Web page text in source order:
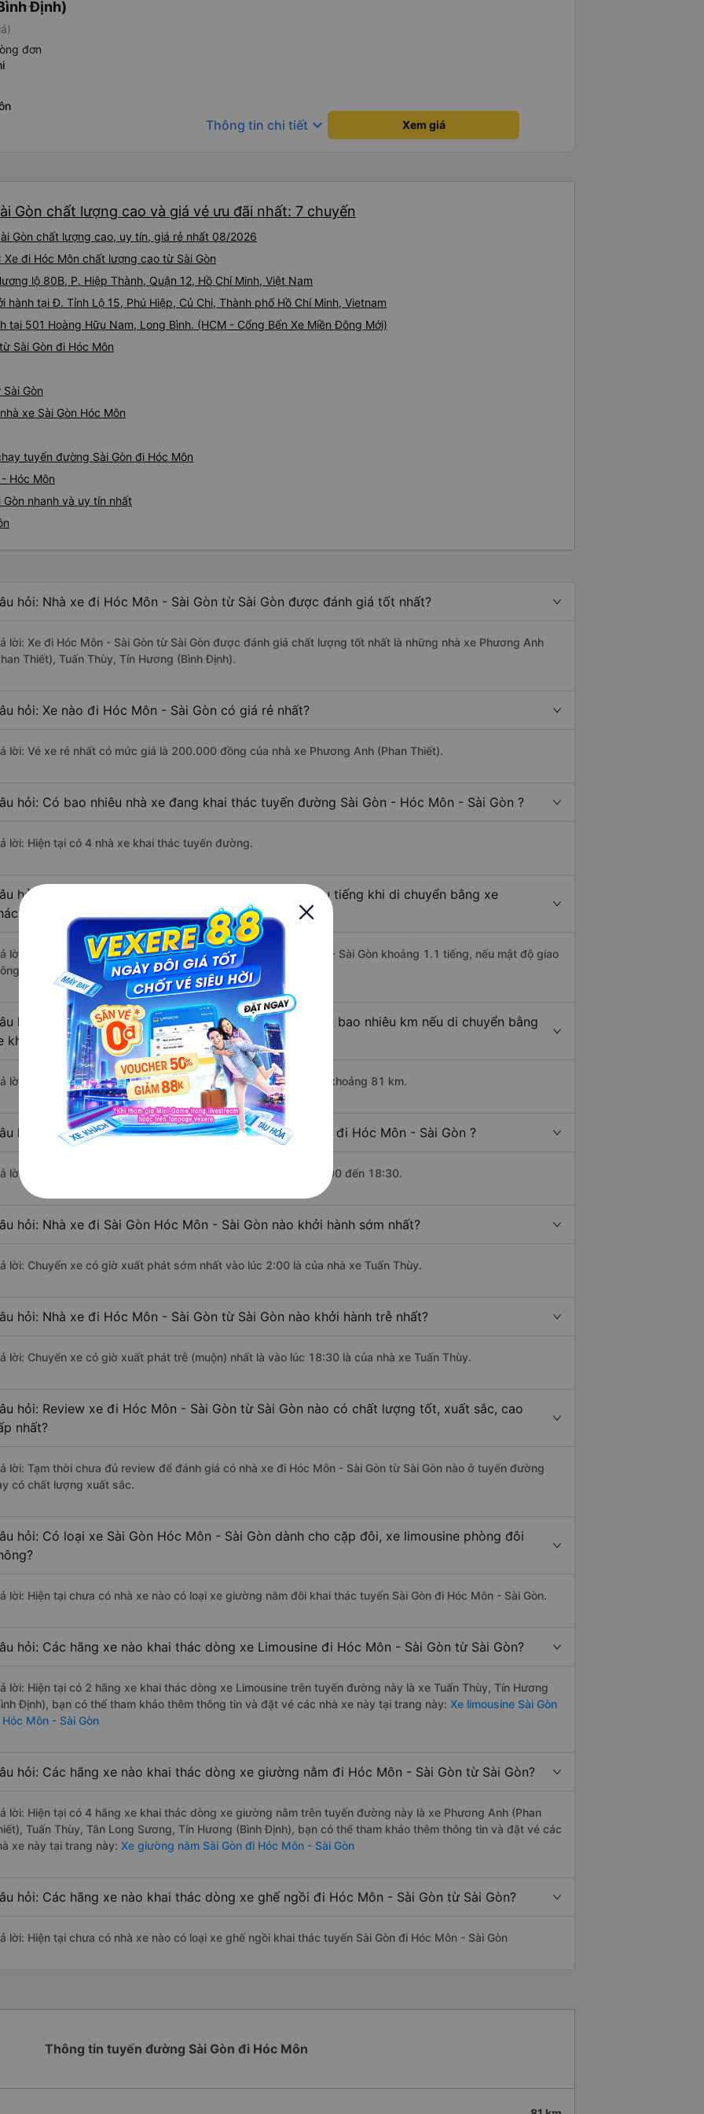
Định)
đơn
Thông tin chi tiết keyboard_arrow_down Xem giá
Gòn chất lượng cao và giá vé ưu đãi nhất: 7 chuyến
Gòn chất lượng cao, uy tín, giá rẻ nhất 08/2026
Xe đi Hóc Môn chất lượng cao từ Sài Gòn
lộ 80B, P. Hiệp Thành, Quận 12, Hồ Chí Minh, Việt Nam
hành tại Đ. Tỉnh Lộ 15, Phú Hiệp, Củ Chi, Thành phố Hồ Chí Minh, Vietnam
tại 501 Hoàng Hữu Nam, Long Bình. (HCM - Cổng Bến Xe Miền Đông Mới)
Sài Gòn đi Hóc Môn
Gòn
xe Sài Gòn Hóc Môn
tuyến đường Sài Gòn đi Hóc Môn
Hóc Môn
nhanh và uy tín nhất
hỏi: Nhà xe đi Hóc Môn - Sài Gòn từ Sài Gòn được đánh giá tốt nhất?
lời: Xe đi Hóc Môn - Sài Gòn từ Sài Gòn được đánh giá chất lượng tốt nhất là những nhà xe Phương Anh
Thiết), Tuấn Thùy, Tín Hương (Bình Định).
hỏi: Xe nào đi Hóc Môn - Sài Gòn có giá rẻ nhất?
lời: Vé xe rẻ nhất có mức giá là 200.000 đồng của nhà xe Phương Anh (Phan Thiết).
hỏi: Có bao nhiêu nhà xe đang khai thác tuyến đường Sài Gòn - Hóc Môn - Sài Gòn ?
lời: Hiện tại có 4 nhà xe khai thác tuyến đường.
hỏi: Từ Sài Gòn đi Hóc Môn - Sài Gòn mất bao nhiêu tiếng khi di chuyển bằng xe
lời: Thời gian di chuyển bằng xe khách từ Sài Gòn đi Hóc Môn - Sài Gòn khoảng 1.1 tiếng, nếu mật độ giao
thuận lợi.
hỏi: Khoảng cách từ Sài Gòn đi Hóc Môn - Sài Gòn là bao nhiêu km nếu di chuyển bằng
khách?
lời: Đoạn đường đi Hóc Môn - Sài Gòn từ Sài Gòn có chiều dài khoảng 81 km.
hỏi: Mỗi ngày có bao nhiêu chuyến xe khách Sài Gòn đi Hóc Môn - Sài Gòn ?
lời: Trung bình mỗi ngày có khoảng 7 chuyến xe bắt đầu từ 2:00 đến 18:30.
hỏi: Nhà xe đi Sài Gòn Hóc Môn - Sài Gòn nào khởi hành sớm nhất?
lời: Chuyến xe có giờ xuất phát sớm nhất vào lúc 2:00 là của nhà xe Tuấn Thùy.
hỏi: Nhà xe đi Hóc Môn - Sài Gòn từ Sài Gòn nào khởi hành trễ nhất?
lời: Chuyến xe có giờ xuất phát trễ (muộn) nhất là vào lúc 18:30 là của nhà xe Tuấn Thùy.
hỏi: Review xe đi Hóc Môn - Sài Gòn từ Sài Gòn nào có chất lượng tốt, xuất sắc, cao
nhất?
lời: Tạm thời chưa đủ review để đánh giá có nhà xe đi Hóc Môn - Sài Gòn từ Sài Gòn nào ở tuyến đường
có chất lượng xuất sắc.
hỏi: Có loại xe Sài Gòn Hóc Môn - Sài Gòn dành cho cặp đôi, xe limousine phòng đôi
lời: Hiện tại chưa có nhà xe nào có loại xe giường nằm đôi khai thác tuyến Sài Gòn đi Hóc Môn - Sài Gòn.
hỏi: Các hãng xe nào khai thác dòng xe Limousine đi Hóc Môn - Sài Gòn từ Sài Gòn?
lời: Hiện tại có 2 hãng xe khai thác dòng xe Limousine trên tuyến đường này là xe Tuấn Thùy, Tín Hương
Định), bạn có thể tham khảo thêm thông tin và đặt vé các nhà xe này tại trang này: Xe limousine Sài Gòn
Môn - Sài Gòn
hỏi: Các hãng xe nào khai thác dòng xe giường nằm đi Hóc Môn - Sài Gòn từ Sài Gòn?
lời: Hiện tại có 4 hãng xe khai thác dòng xe giường nằm trên tuyến đường này là xe Phương Anh (Phan
Tuấn Thùy, Tân Long Sương, Tín Hương (Bình Định), bạn có thể tham khảo thêm thông tin và đặt vé các
xe này tại trang này: Xe giường nằm Sài Gòn đi Hóc Môn - Sài Gòn
hỏi: Các hãng xe nào khai thác dòng xe ghế ngồi đi Hóc Môn - Sài Gòn từ Sài Gòn?
lời: Hiện tại chưa có nhà xe nào có loại xe ghế ngồi khai thác tuyến Sài Gòn đi Hóc Môn - Sài Gòn
Thông tin tuyến đường Sài Gòn đi Hóc Môn